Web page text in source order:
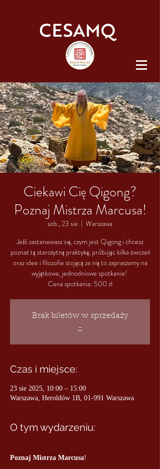
Ciekawi Cię Qigong?
Poznaj Mistrza Marcusa!
sob., 23 sie
  |
Warszawa
Jeśli zastanawiasz się, czym jest Qigong i chcesz
poznać tą starożytną praktykę, próbując kilka ćwiczeń
oraz idee i filozofie stojącą za nią to zapraszamy na
wyjątkowe, jednodniowe spotkanie!
Cena spotkania: 500 zł
Brak biletów w sprzedaży
-
Czas i miejsce:
23 sie 2025, 10:00 – 15:00
Warszawa, Heroldów 1B, 01-991 Warszawa
O tym wydarzeniu:
Poznaj Mistrza Marcusa!